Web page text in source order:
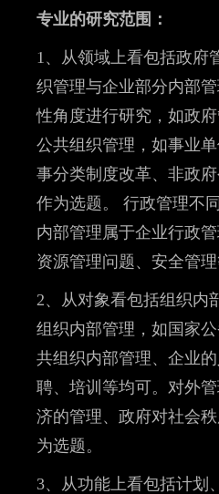
专业的研究范围：
1、从领域上看包括政府
织管理与企业部分内部
性角度进行研究，如政
公共组织管理，如事业
事分类制度改革、非政
作为选题。 行政管理不
内部管理属于企业行政
资源管理问题、安全管理
2、从对象看包括组织内
组织内部管理，如国家
共组织内部管理、企业
聘、培训等均可。对外
济的管理、政府对社会
为选题。
3、从功能上看包括计划